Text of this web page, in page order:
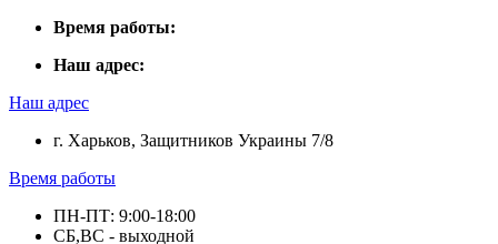
Время работы:
Наш адрес:
Наш адрес
г. Харьков, Защитников Украины 7/8
Время работы
ПН-ПТ: 9:00-18:00
СБ,ВС - выходной